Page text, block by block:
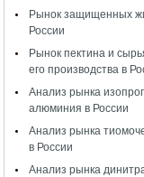
Рынок защищенных
России
Рынок пектина и
его производства в
Анализ рынка
алюминия в России
Анализ рынка
в России
Анализ рынка